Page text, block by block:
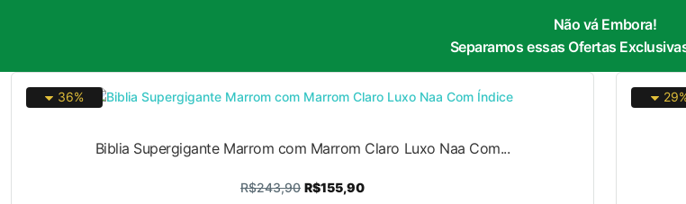
Não vá Embora!
Separamos essas Ofertas
36%
Biblia Supergigante Marrom com Marrom Claro Luxo Naa Com...
R$243,90 R$155,90
Receba ofertas e descontos